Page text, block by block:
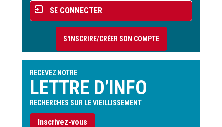
Menu
du
compte
l'utilisateur
SE CONNECTER
S'INSCRIRE/CRÉER SON COMPTE
RECEVEZ NOTRE
LETTRE D’INFO
RECHERCHES SUR LE VIEILLISSEMENT
Inscrivez-vous